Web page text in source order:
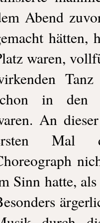
Abend
waren,
in den
An
Mal
Sinn hatte,